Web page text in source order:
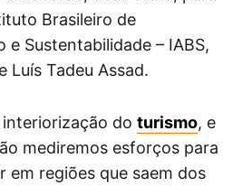
Brasileiro de
e Sustentabilidade – IABS,
Luís Tadeu Assad.
interiorização do turismo, e
mediremos esforços para
em regiões que saem dos